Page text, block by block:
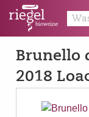
Brunello
2018